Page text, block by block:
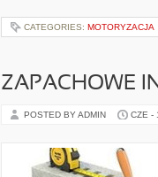
CATEGORIES: MOTORYZACJA
ZAPACHOWE
POSTED BY ADMIN CZE -